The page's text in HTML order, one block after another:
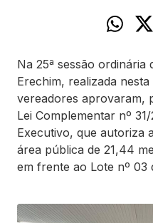
Na 25ª sessão ordinária
Erechim, realizada
vereadores aprovaram,
Lei Complementar nº
Executivo, que autoriza
área pública de 21,44
em frente ao Lote nº 03